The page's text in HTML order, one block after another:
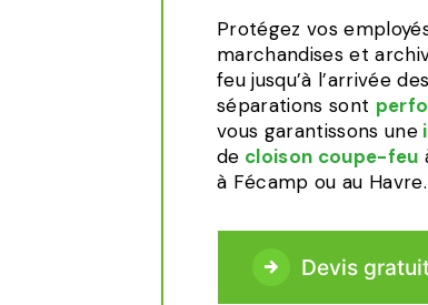
Protégez vos
marchandises et
feu jusqu’à l’arrivée
séparations sont
vous garantissons une
de cloison coupe-feu
à Fécamp ou au Havre.
Devis